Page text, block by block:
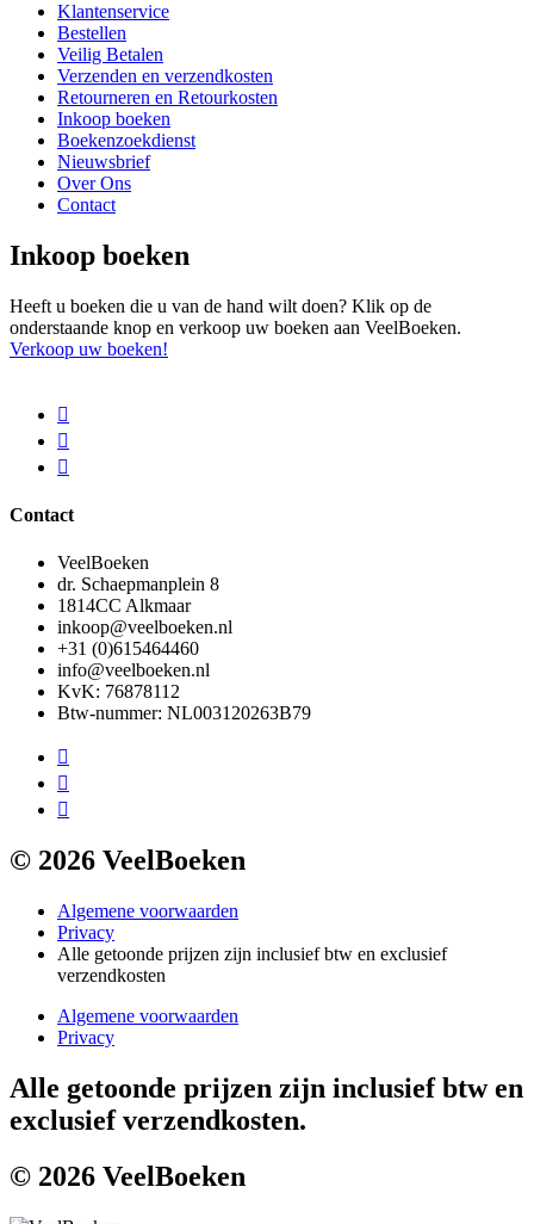
Klantenservice
Bestellen
Veilig Betalen
Verzenden en verzendkosten
Retourneren en Retourkosten
Inkoop boeken
Boekenzoekdienst
Nieuwsbrief
Over Ons
Contact
Inkoop boeken
Heeft u boeken die u van de hand wilt doen? Klik op de
onderstaande knop en verkoop uw boeken aan VeelBoeken.
Verkoop uw boeken!
Contact
VeelBoeken
dr. Schaepmanplein 8
1814CC Alkmaar
inkoop@veelboeken.nl
+31 (0)615464460
info@veelboeken.nl
KvK: 76878112
Btw-nummer: NL003120263B79
© 2026 VeelBoeken
Algemene voorwaarden
Privacy
Alle getoonde prijzen zijn inclusief btw en exclusief
verzendkosten
Algemene voorwaarden
Privacy
Alle getoonde prijzen zijn inclusief btw en
exclusief verzendkosten.
© 2026 VeelBoeken